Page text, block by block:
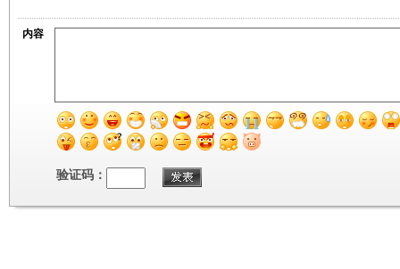
内容
验证码：